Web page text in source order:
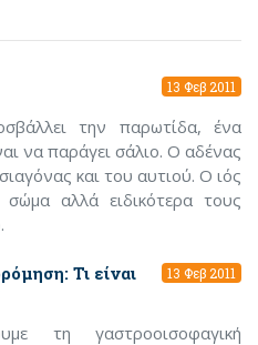
13 Φεβ 2011
την παρωτίδα, ένα
να παράγει σάλιο. Ο αδένας
και του αυτιού. Ο ιός
αλλά ειδικότερα τους
Τι είναι
13 Φεβ 2011
τη γαστροοισοφαγική